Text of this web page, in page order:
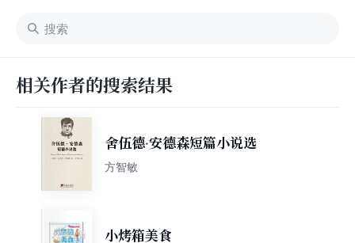
相关作者的搜索结果
舍伍德·安德森短篇小说选
方智敏
小烤箱美食